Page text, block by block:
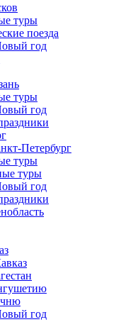
туры
поезда
год
туры
год
Петербург
туры
туры
год
год